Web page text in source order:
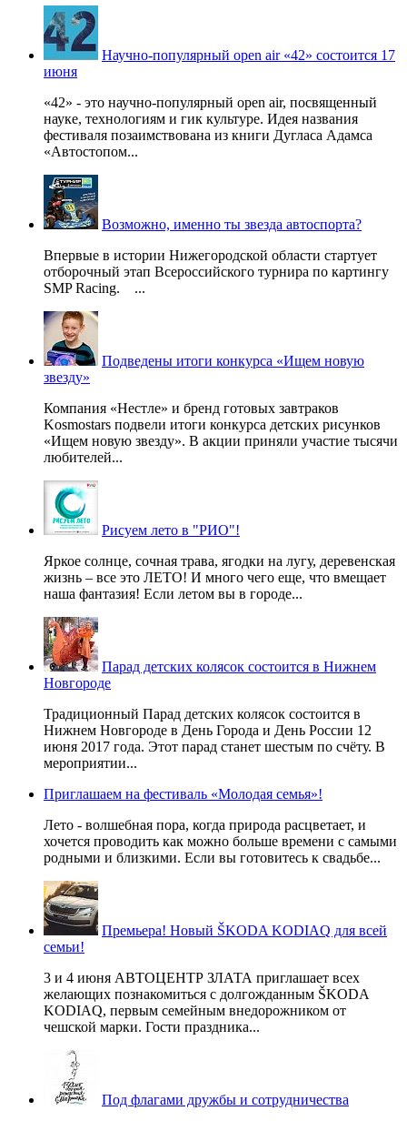
Научно-популярный open air «42» состоится 17
июня
«42» - это научно-популярный open air, посвященный
науке, технологиям и гик культуре. Идея названия
фестиваля позаимствована из книги Дугласа Адамса
«Автостопом...
Возможно, именно ты звезда автоспорта?
Впервые в истории Нижегородской области стартует
отборочный этап Всероссийского турнира по картингу
SMP Racing. ...
Подведены итоги конкурса «Ищем новую
звезду»
Компания «Нестле» и бренд готовых завтраков
Kosmostars подвели итоги конкурса детских рисунков
«Ищем новую звезду». В акции приняли участие тысячи
любителей...
Рисуем лето в "РИО"!
Яркое солнце, сочная трава, ягодки на лугу, деревенская
жизнь – все это ЛЕТО! И много чего еще, что вмещает
наша фантазия! Если летом вы в городе...
Парад детских колясок состоится в Нижнем
Новгороде
Традиционный Парад детских колясок состоится в
Нижнем Новгороде в День Города и День России 12
июня 2017 года. Этот парад станет шестым по счёту. В
мероприятии...
Приглашаем на фестиваль «Молодая семья»!
Лето - волшебная пора, когда природа расцветает, и
хочется проводить как можно больше времени с самыми
родными и близкими. Если вы готовитесь к свадьбе...
Премьера! Новый ŠKODA KODIAQ для всей
семьи!
3 и 4 июня АВТОЦЕНТР ЗЛАТА приглашает всех
желающих познакомиться с долгожданным ŠKODA
KODIAQ, первым семейным внедорожником от
чешской марки. Гости праздника...
Под флагами дружбы и сотрудничества